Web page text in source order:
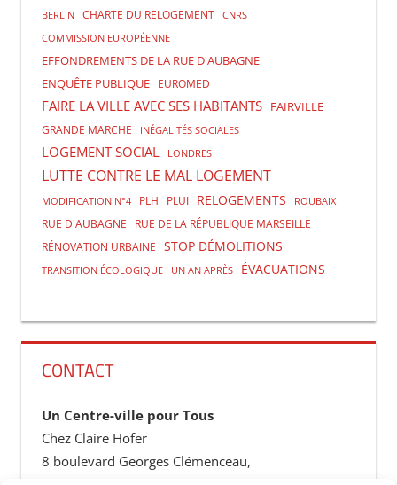
BERLIN
CHARTE DU RELOGEMENT
CNRS
COMMISSION EUROPÉENNE
EFFONDREMENTS DE LA RUE D'AUBAGNE
ENQUÊTE PUBLIQUE
EUROMED
FAIRE LA VILLE AVEC SES HABITANTS FAIRVILLE
GRANDE MARCHE INÉGALITÉS SOCIALES
LOGEMENT SOCIAL LONDRES
LUTTE CONTRE LE MAL LOGEMENT
MODIFICATION N°4 PLH PLUI RELOGEMENTS ROUBAIX
RUE D'AUBAGNE
RUE DE LA RÉPUBLIQUE MARSEILLE
RÉNOVATION URBAINE
STOP DÉMOLITIONS
TRANSITION ÉCOLOGIQUE UN AN APRÈS ÉVACUATIONS
CONTACT
Un Centre-ville pour Tous
Chez Claire Hofer
8 boulevard Georges Clémenceau,